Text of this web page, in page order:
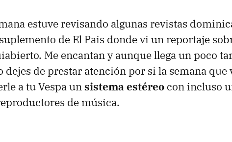
estuve revisando algunas revistas
de El Pais donde vi un reportaje
Me encantan y aunque llega un poco
dejes de prestar atención por si la semana que
a tu Vespa unsistema estéreo con incluso
de música.